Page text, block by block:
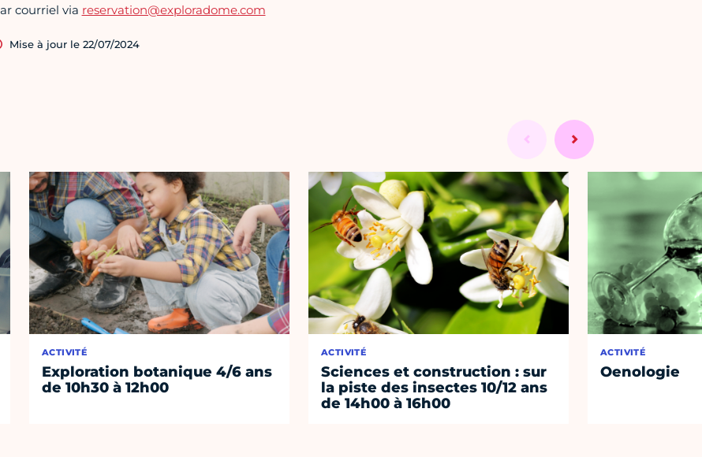
courriel via reservation@exploradome.com
Mise à jour le 22/07/2024
ACTIVITÉ
Exploration botanique 4/6 ans
de 10h30 à 12h00
ACTIVITÉ
Sciences et construction : sur
la piste des insectes 10/12 ans
de 14h00 à 16h00
ACTIVITÉ
Oenologie